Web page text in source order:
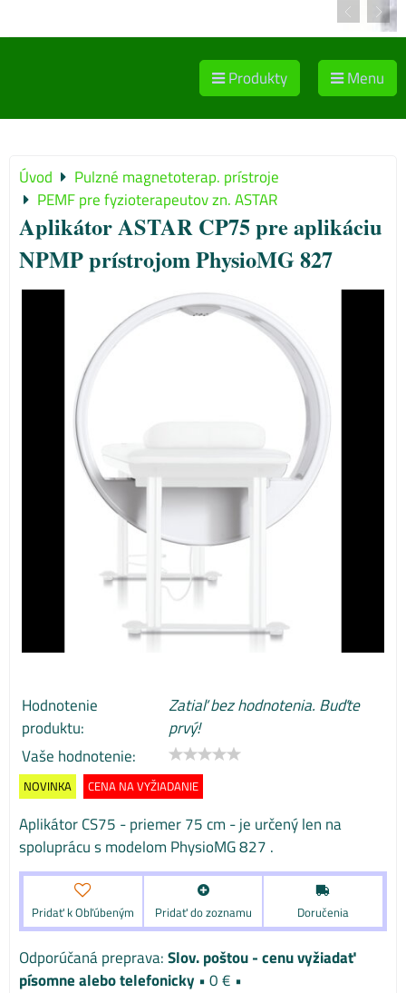
Produkty Menu
Úvod
Pulzné magnetoterap. prístroje
PEMF pre fyzioterapeutov zn. ASTAR
Aplikátor ASTAR CP75 pre aplikáciu
NPMP prístrojom PhysioMG 827
Hodnotenie
produktu:
Zatiaľ bez hodnotenia. Buďte
prvý!
Vaše hodnotenie:
NOVINKA CENA NA VYŽIADANIE
Aplikátor CS75 - priemer 75 cm - je určený len na
spoluprácu s modelom PhysioMG 827 .
Pridať k Obľúbeným Pridať do zoznamu Doručenia
Slov. poštou - cenu vyžiadať
písomne alebo telefonicky •0 € •